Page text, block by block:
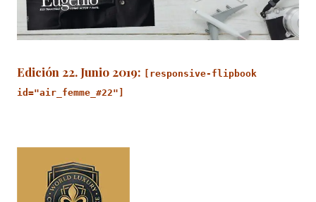
Edición 22. Junio 2019:
[responsive-flipbook
id="air_femme_#22"]